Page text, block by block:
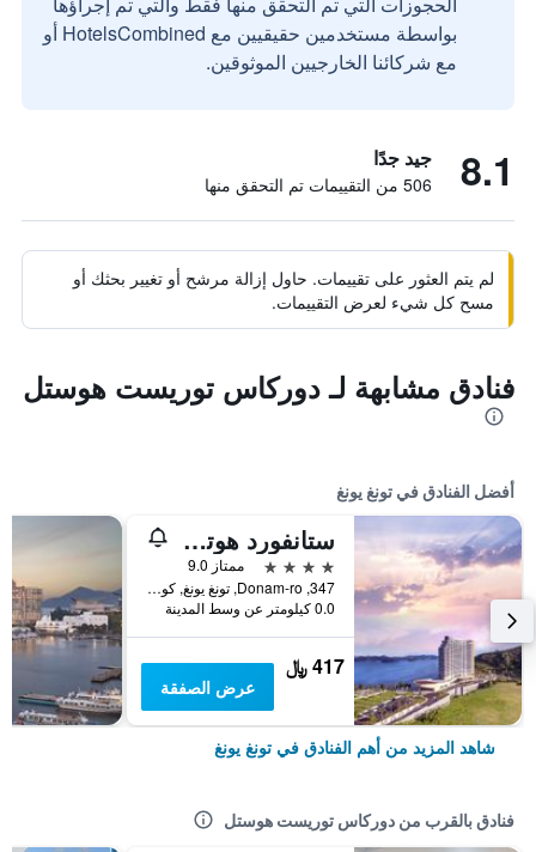
بواسطة مستخدمين حقيقيين مع HotelsCombined أو
مع شركائنا الخارجيين الموثوقين.
8.1 جيد جدًا
506 من التقييمات تم التحقق منها
لم يتم العثور على تقييمات. حاول إزالة مرشح أو تغيير بحثك أو
مسح كل شيء لعرض التقييمات.
فنادق مشابهة لـ دوركاس توريست هوستل
أفضل الفنادق في تونغ يونغ
ستانفورد هوتل آند ريزورت تونجيونج
4 نجوم
ممتاز 9.0
347, Donam-ro, تونغ يونغ, كوريا الجنوبية
0.0 كيلومتر عن وسط المدينة
417 ﷼
عرض الصفقة
شاهد المزيد من أهم الفنادق في تونغ يونغ
فنادق بالقرب من دوركاس توريست هوستل